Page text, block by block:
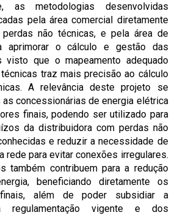
as metodologias desenvolvidas
pela área comercial diretamente
não técnicas, e pela área de
aprimorar o cálculo e gestão das
visto que o mapeamento adequado
traz mais precisão ao cálculo
A relevância deste projeto se
concessionárias de energia elétrica
finais, podendo ser utilizado para
da distribuidora com perdas não
e reduzir a necessidade de
rede para evitar conexões irregulares.
também contribuem para a redução
beneficiando diretamente os
finais, além de poder subsidiar a
regulamentação vigente e dos